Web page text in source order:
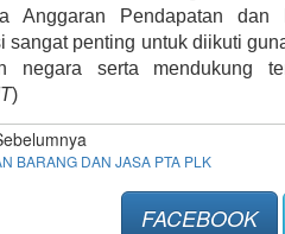
Anggaran Pendapatan
sangat penting untuk diikuti
negara serta mendukung
)
BARANG DAN JASA PTA PLK
FACEBOOK